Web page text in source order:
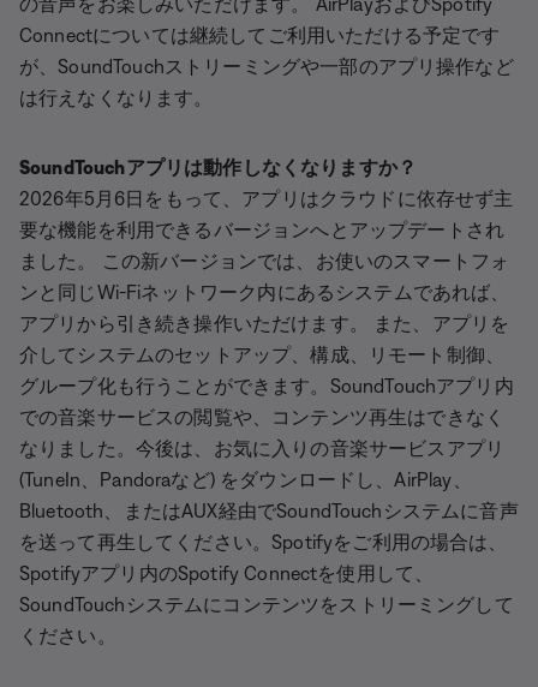
Connectについては継続してご利用いただける予定です
が、SoundTouchストリーミングや一部のアプリ操作など
は行えなくなります。
SoundTouchアプリは動作しなくなりますか？​
2026年5月6日をもって、アプリはクラウドに依存せず主
要な機能を利用できるバージョンへとアップデートされ
ました。 この新バージョンでは、お使いのスマートフォ
ンと同じWi-Fiネットワーク内にあるシステムであれば、
アプリから引き続き操作いただけます。 また、アプリを
介してシステムのセットアップ、構成、リモート制御、
グループ化も行うことができます。SoundTouchアプリ内
での音楽サービスの閲覧や、コンテンツ再生はできなく
なりました。今後は、お気に入りの音楽サービスアプリ
(TuneIn、Pandoraなど) をダウンロードし、AirPlay、
Bluetooth、またはAUX経由でSoundTouchシステムに音声
を送って再生してください。Spotifyをご利用の場合は、
Spotifyアプリ内のSpotify Connectを使用して、
SoundTouchシステムにコンテンツをストリーミングして
ください。